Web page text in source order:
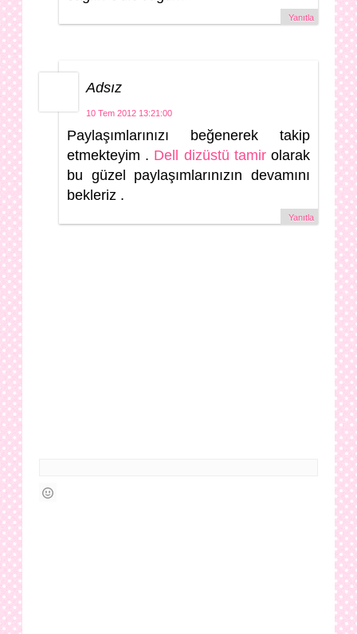
Yanıtla
Adsız
10 Tem 2012 13:21:00
Paylaşımlarınızı beğenerek takip
etmekteyim . Dell dizüstü tamirolarak
bu güzel paylaşımlarınızın devamını
bekleriz .
Yanıtla